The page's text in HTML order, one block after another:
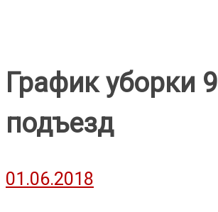
График уборки 9
подъезд
01.06.2018